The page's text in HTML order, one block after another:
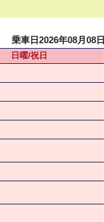
乗車日2026年08月08日
日曜/祝日